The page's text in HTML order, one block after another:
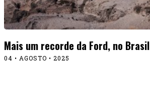
Mais um recorde da Ford, no Brasil
04 • AGOSTO • 2025